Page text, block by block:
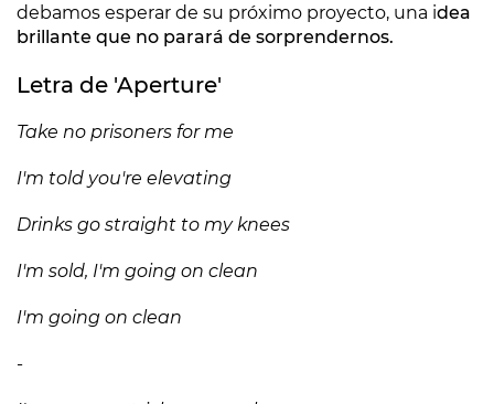
debamos esperar de su próximo proyecto, una idea
brillante que no parará de sorprendernos.
Letra de 'Aperture'
Take no prisoners for me
I'm told you're elevating
Drinks go straight to my knees
I'm sold, I'm going on clean
I'm going on clean
-